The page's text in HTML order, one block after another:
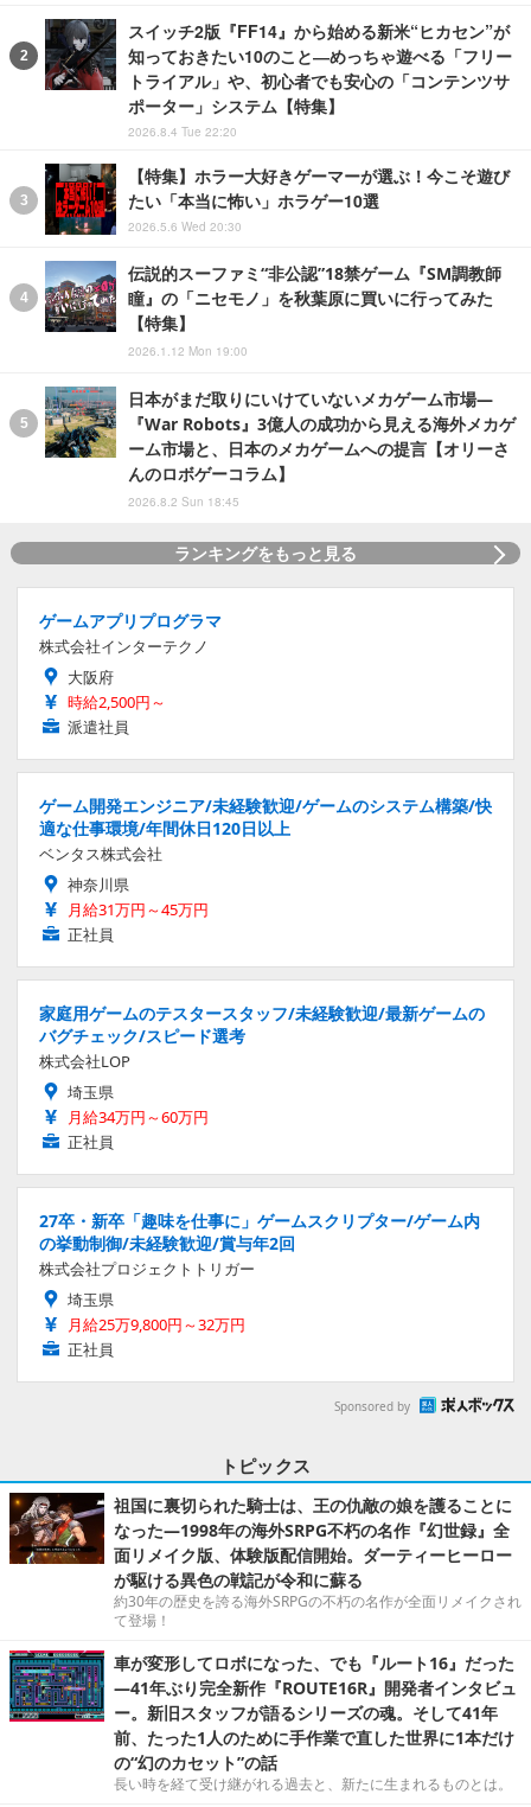
スイッチ2版『FF14』から始める新米“ヒカセン”が
知っておきたい10のこと―めっちゃ遊べる「フリー
トライアル」や、初心者でも安心の「コンテンツサ
ポーター」システム【特集】
2026.8.4 Tue 22:20
【特集】ホラー大好きゲーマーが選ぶ！今こそ遊び
たい「本当に怖い」ホラゲー10選
2026.5.6 Wed 20:30
伝説的スーファミ“非公認”18禁ゲーム『SM調教師
瞳』の「ニセモノ」を秋葉原に買いに行ってみた
【特集】
2026.1.12 Mon 19:00
日本がまだ取りにいけていないメカゲーム市場―
『War Robots』3億人の成功から見える海外メカゲ
ーム市場と、日本のメカゲームへの提言【オリーさ
んのロボゲーコラム】
2026.8.2 Sun 18:45
ランキングをもっと見る
ゲームアプリプログラマ
株式会社インターテクノ
大阪府
時給2,500円～
派遣社員
ゲーム開発エンジニア/未経験歓迎/ゲームのシステム構築/快
適な仕事環境/年間休日120日以上
ベンタス株式会社
神奈川県
月給31万円～45万円
正社員
家庭用ゲームのテスタースタッフ/未経験歓迎/最新ゲームの
バグチェック/スピード選考
株式会社LOP
埼玉県
月給34万円～60万円
正社員
27卒・新卒「趣味を仕事に」ゲームスクリプター/ゲーム内
の挙動制御/未経験歓迎/賞与年2回
株式会社プロジェクトトリガー
埼玉県
月給25万9,800円～32万円
正社員
Sponsored by
トピックス
祖国に裏切られた騎士は、王の仇敵の娘を護ることに
なった―1998年の海外SRPG不朽の名作『幻世録』全
面リメイク版、体験版配信開始。ダーティーヒーロー
が駆ける異色の戦記が令和に蘇る
約30年の歴史を誇る海外SRPGの不朽の名作が全面リメイクされ
て登場！
車が変形してロボになった、でも『ルート16』だった
―41年ぶり完全新作『ROUTE16R』開発者インタビュ
ー。新旧スタッフが語るシリーズの魂。そして41年
前、たった1人のために手作業で直した世界に1本だけ
の“幻のカセット”の話
長い時を経て受け継がれる過去と、新たに生まれるものとは。